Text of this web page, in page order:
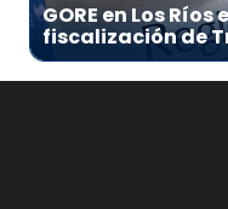
GORE en Los
fiscalización de